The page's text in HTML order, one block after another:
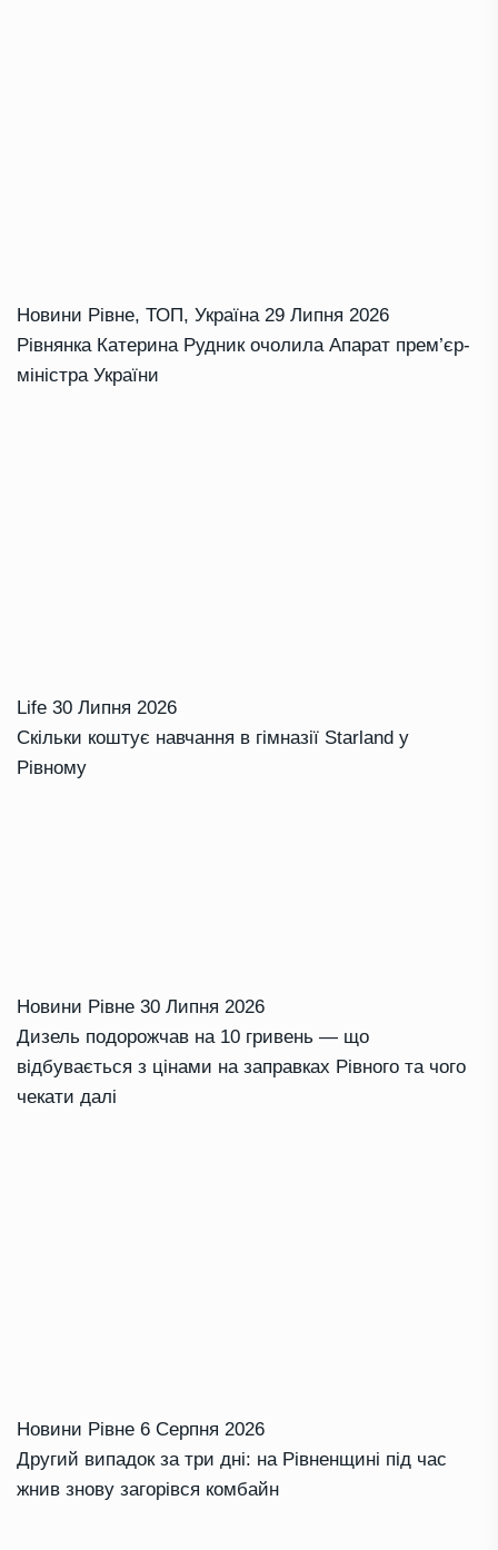
Новини Рівне, ТОП, Україна 29 Липня 2026
Рівнянка Катерина Рудник очолила Апарат прем’єр-
міністра України
Life 30 Липня 2026
Скільки коштує навчання в гімназії Starland у
Рівному
Новини Рівне 30 Липня 2026
Дизель подорожчав на 10 гривень — що
відбувається з цінами на заправках Рівного та чого
чекати далі
Новини Рівне 6 Серпня 2026
Другий випадок за три дні: на Рівненщині під час
жнив знову загорівся комбайн